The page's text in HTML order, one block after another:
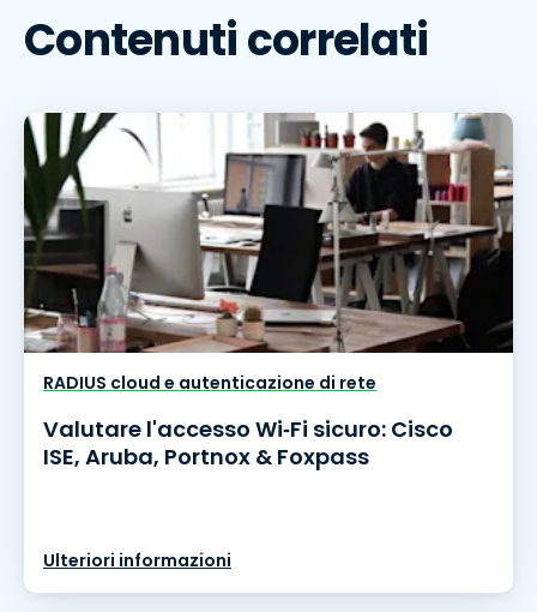
Contenuti correlati
RADIUS cloud e autenticazione di rete
Valutare l'accesso Wi‑Fi sicuro: Cisco
ISE, Aruba, Portnox & Foxpass
Ulteriori informazioni